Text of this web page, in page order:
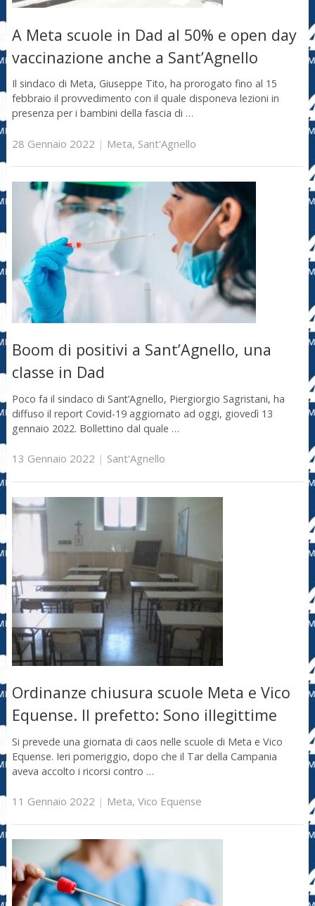
A Meta scuole in Dad al 50% e open day
vaccinazione anche a Sant’Agnello
Il sindaco di Meta, Giuseppe Tito, ha prorogato fino al 15
febbraio il provvedimento con il quale disponeva lezioni in
presenza per i bambini della fascia di …
28 Gennaio 2022 | Meta, Sant'Agnello
Boom di positivi a Sant’Agnello, una
classe in Dad
Poco fa il sindaco di Sant’Agnello, Piergiorgio Sagristani, ha
diffuso il report Covid-19 aggiornato ad oggi, giovedì 13
gennaio 2022. Bollettino dal quale …
13 Gennaio 2022 | Sant'Agnello
Ordinanze chiusura scuole Meta e Vico
Equense. Il prefetto: Sono illegittime
Si prevede una giornata di caos nelle scuole di Meta e Vico
Equense. Ieri pomeriggio, dopo che il Tar della Campania
aveva accolto i ricorsi contro …
11 Gennaio 2022 | Meta, Vico Equense